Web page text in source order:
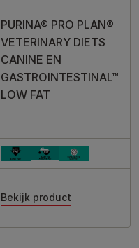
PURINA® PRO PLAN®
VETERINARY DIETS
CANINE EN
GASTROINTESTINAL™
LOW FAT
Bekijk product